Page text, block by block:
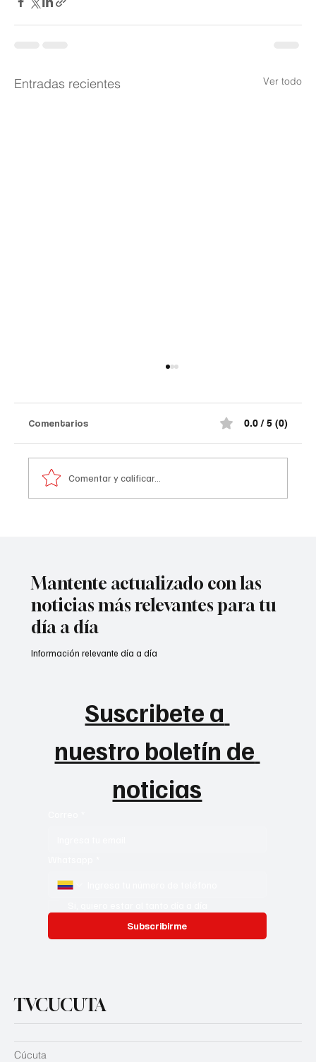
Entradas recientes Ver todo
Comediante señalado de acoso
Comentarios 0.0 / 5 (0)
Comentar y calificar...
Mantente actualizado con las
noticias más relevantes para tu
día a día
Suscribete a
nuestro boletín de
noticias
Subscribirme
Información relevante día a día
TVCUCUTA
Cúcuta